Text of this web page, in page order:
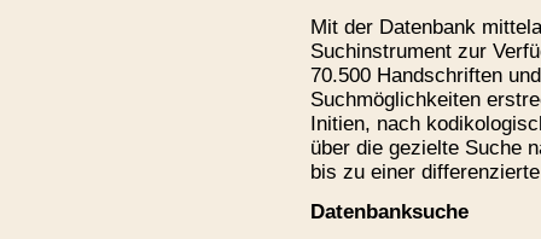
Mit der Datenbank
Suchinstrument zur
70.500 Handschriften
Suchmöglichkeiten
Initien, nach
über die gezielte Suche
bis zu einer
Datenbanksuche